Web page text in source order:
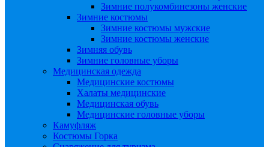
Зимние полукомбинезоны женские
Зимние костюмы
Зимние костюмы мужские
Зимние костюмы женские
Зимняя обувь
Зимние головные уборы
Медицинская одежда
Медицинские костюмы
Халаты медицинские
Медицинская обувь
Медицинские головные уборы
Камуфляж
Костюмы Горка